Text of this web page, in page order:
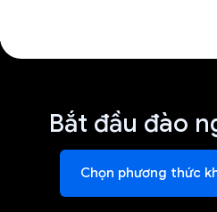
Bắt đầu đào
Chọn phương thức